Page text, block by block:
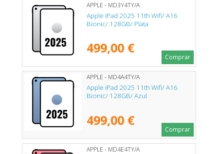
APPLE - MD3Y4TY/A
Apple iPad 2025 11th Wifi/ A16
Bionic/ 128GB/ Plata
499,00 €
Comprar
APPLE - MD4A4TY/A
Apple iPad 2025 11th Wifi/ A16
Bionic/ 128GB/ Azul
499,00 €
Comprar
APPLE - MD4E4TY/A